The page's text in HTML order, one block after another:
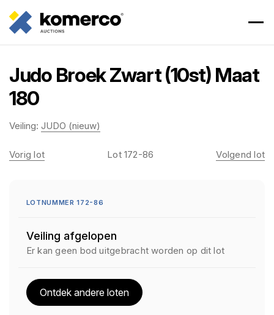
Judo Broek Zwart (10st) Maat
180
Veiling: JUDO (nieuw)
Vorig lot Lot 172-86 Volgend lot
LOTNUMMER 172-86
Veiling afgelopen
Er kan geen bod uitgebracht worden op dit lot
Ontdek andere loten